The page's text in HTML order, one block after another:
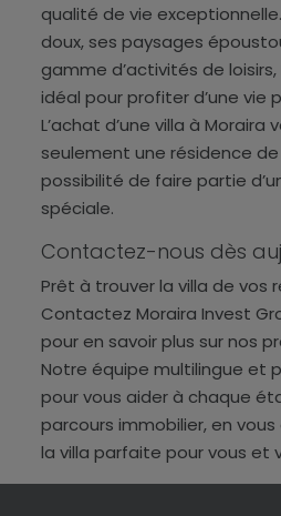
qualité de vie
doux, ses paysages
gamme d’activités de
idéal pour profiter d’une vie
L’achat d’une villa à Moraira
seulement une résidence de
possibilité de faire partie
spéciale.
Contactez-nous dès
Prêt à trouver la villa de vos
Contactez Moraira Invest
pour en savoir plus sur nos
Notre équipe multilingue et
pour vous aider à chaque
parcours immobilier, en
la villa parfaite pour vous et